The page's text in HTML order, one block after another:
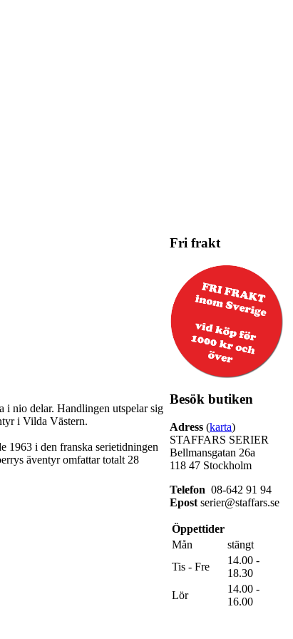
i nio delar. Handlingen utspelar sig
i Vilda Västern.
1963 i den franska serietidningen
äventyr omfattar totalt 28
Fri frakt
Besök butiken
Adress (karta)
STAFFARS SERIER
Bellmansgatan 26a
118 47 Stockholm
Telefon 08-642 91 94
Epost serier@staffars.se
Öppettider
Mån
stängt
Tis - Fre
14.00 -
18.30
Lör
14.00 -
16.00